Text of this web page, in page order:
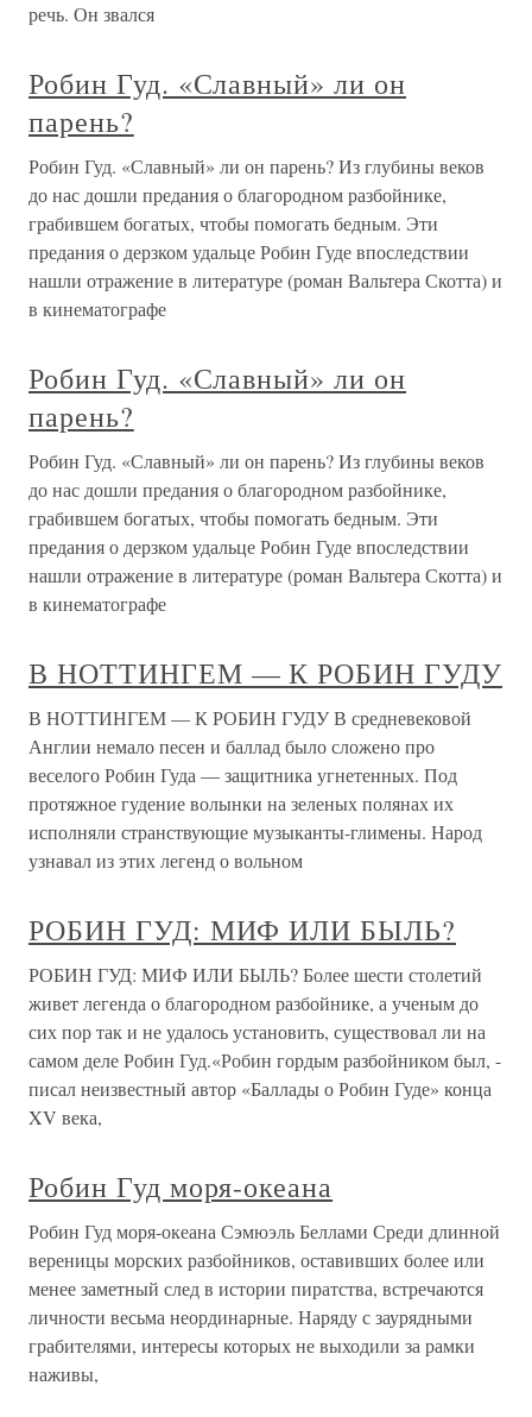
речь. Он звался
Робин Гуд. «Славный» ли он
парень?
Робин Гуд. «Славный» ли он парень? Из глубины веков
до нас дошли предания о благородном разбойнике,
грабившем богатых, чтобы помогать бедным. Эти
предания о дерзком удальце Робин Гуде впоследствии
нашли отражение в литературе (роман Вальтера Скотта) и
в кинематографе
Робин Гуд. «Славный» ли он
парень?
Робин Гуд. «Славный» ли он парень? Из глубины веков
до нас дошли предания о благородном разбойнике,
грабившем богатых, чтобы помогать бедным. Эти
предания о дерзком удальце Робин Гуде впоследствии
нашли отражение в литературе (роман Вальтера Скотта) и
в кинематографе
В НОТТИНГЕМ — К РОБИН ГУДУ
В НОТТИНГЕМ — К РОБИН ГУДУ В средневековой
Англии немало песен и баллад было сложено про
веселого Робин Гуда — защитника угнетенных. Под
протяжное гудение волынки на зеленых полянах их
исполняли странствующие музыканты-глимены. Народ
узнавал из этих легенд о вольном
РОБИН ГУД: МИФ ИЛИ БЫЛЬ?
РОБИН ГУД: МИФ ИЛИ БЫЛЬ? Более шести столетий
живет легенда о благородном разбойнике, а ученым до
сих пор так и не удалось установить, существовал ли на
самом деле Робин Гуд.«Робин гордым разбойником был, -
писал неизвестный автор «Баллады о Робин Гуде» конца
XV века,
Робин Гуд моря-океана
Робин Гуд моря-океана Сэмюэль Беллами Среди длинной
вереницы морских разбойников, оставивших более или
менее заметный след в истории пиратства, встречаются
личности весьма неординарные. Наряду с заурядными
грабителями, интересы которых не выходили за рамки
наживы,